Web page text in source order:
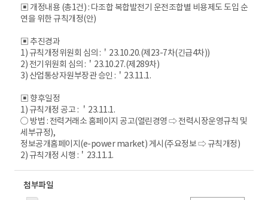
▣ 개정내용 (총1건) : 다조합 복합발전기 운전조합별 비용제도 도입 순
연을 위한 규칙개정(안)
▣ 추진경과
1) 규칙개정위원회 심의 :＇23.10.20.(제23-7차(긴급4차))
2) 전기위원회 심의 :＇23.10.27.(제289차)
3) 산업통상자원부장관 승인 :＇23.11.1.
▣ 향후일정
1) 규칙개정 공고 : ＇23.11.1.
○ 방법 : 전력거래소 홈페이지 공고(열린경영 ⇨ 전력시장운영규칙 및
세부규정),
정보공개홈페이지(e-power market) 게시(주요정보 ⇨ 규칙개정)
2) 규칙개정 시행 :＇23.11.1.
첨부파일